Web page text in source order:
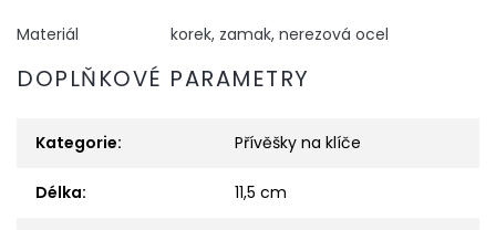
Materiál korek, zamak, nerezová ocel
DOPLŇKOVÉ PARAMETRY
Kategorie: Přívěšky na klíče
Délka: 11,5 cm